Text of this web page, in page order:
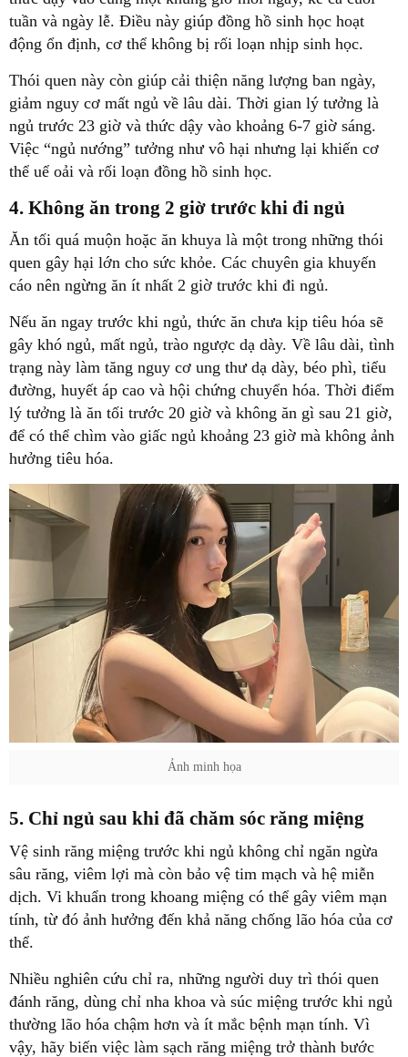
tuần và ngày lễ. Điều này giúp đồng hồ sinh học hoạt
động ổn định, cơ thể không bị rối loạn nhịp sinh học.
Thói quen này còn giúp cải thiện năng lượng ban ngày,
giảm nguy cơ mất ngủ về lâu dài. Thời gian lý tưởng là
ngủ trước 23 giờ và thức dậy vào khoảng 6-7 giờ sáng.
Việc “ngủ nướng” tưởng như vô hại nhưng lại khiến cơ
thể uể oải và rối loạn đồng hồ sinh học.
4. Không ăn trong 2 giờ trước khi đi ngủ
Ăn tối quá muộn hoặc ăn khuya là một trong những thói
quen gây hại lớn cho sức khỏe. Các chuyên gia khuyến
cáo nên ngừng ăn ít nhất 2 giờ trước khi đi ngủ.
Nếu ăn ngay trước khi ngủ, thức ăn chưa kịp tiêu hóa sẽ
gây khó ngủ, mất ngủ, trào ngược dạ dày. Về lâu dài, tình
trạng này làm tăng nguy cơ ung thư dạ dày, béo phì, tiểu
đường, huyết áp cao và hội chứng chuyển hóa. Thời điểm
lý tưởng là ăn tối trước 20 giờ và không ăn gì sau 21 giờ,
để có thể chìm vào giấc ngủ khoảng 23 giờ mà không ảnh
hưởng tiêu hóa.
Ảnh minh họa
5. Chỉ ngủ sau khi đã chăm sóc răng miệng
Vệ sinh răng miệng trước khi ngủ không chỉ ngăn ngừa
sâu răng, viêm lợi mà còn bảo vệ tim mạch và hệ miễn
dịch. Vi khuẩn trong khoang miệng có thể gây viêm mạn
tính, từ đó ảnh hưởng đến khả năng chống lão hóa của cơ
thể.
Nhiều nghiên cứu chỉ ra, những người duy trì thói quen
đánh răng, dùng chỉ nha khoa và súc miệng trước khi ngủ
thường lão hóa chậm hơn và ít mắc bệnh mạn tính. Vì
vậy, hãy biến việc làm sạch răng miệng trở thành bước